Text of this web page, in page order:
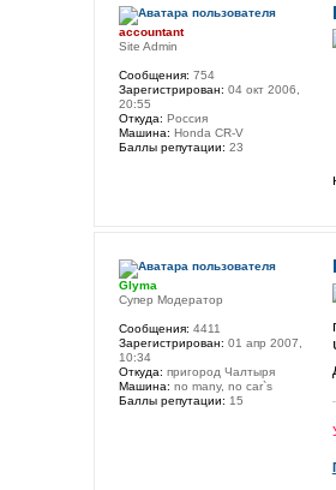
accountant
Site Admin
Сообщения: 754
Зарегистрирован: 04 окт 2006,
20:55
Откуда: Россия
Машина: Honda CR-V
Баллы репутации: 23
Glyma
Супер Модератор
Сообщения: 4411
Зарегистрирован: 01 апр 2007,
10:34
Откуда: пригород Чалтыря
Машина: no many, no car`s
Баллы репутации: 15